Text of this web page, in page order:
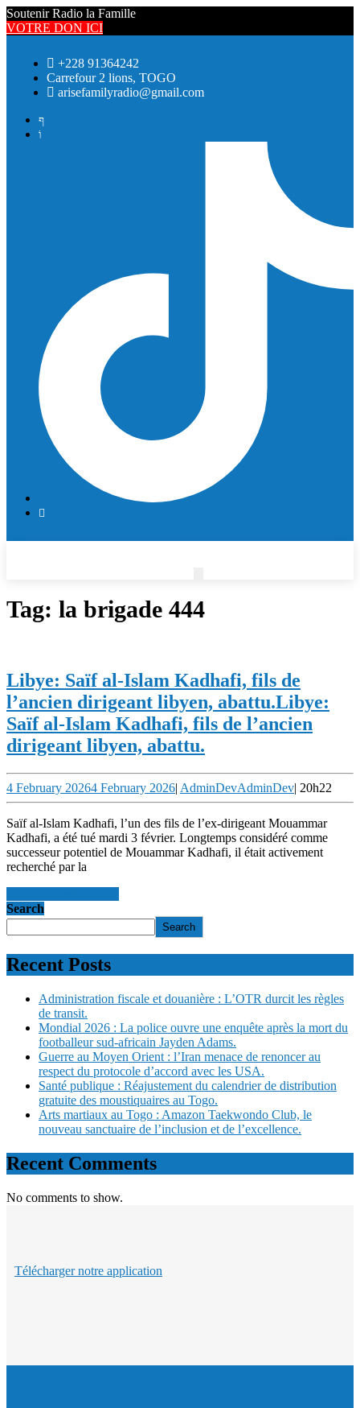
Soutenir Radio la Famille
VOTRE DON ICI
+228 91364242
Carrefour 2 lions, TOGO
arisefamilyradio@gmail.com
Tag: la brigade 444
Libye: Saïf al-Islam Kadhafi, fils de
l’ancien dirigeant libyen, abattu.Libye:
Saïf al-Islam Kadhafi, fils de l’ancien
dirigeant libyen, abattu.
4 February 20264 February 2026| AdminDevAdminDev| 20h22
Saïf al-Islam Kadhafi, l’un des fils de l’ex-dirigeant Mouammar
Kadhafi, a été tué mardi 3 février. Longtemps considéré comme
successeur potentiel de Mouammar Kadhafi, il était activement
recherché par la
Search
Search
Recent Posts
Administration fiscale et douanière : L’OTR durcit les règles
de transit.
Mondial 2026 : La police ouvre une enquête après la mort du
footballeur sud-africain Jayden Adams.
Guerre au Moyen Orient : l’Iran menace de renoncer au
respect du protocole d’accord avec les USA.
Santé publique : Réajustement du calendrier de distribution
gratuite des moustiquaires au Togo.
Arts martiaux au Togo : Amazon Taekwondo Club, le
nouveau sanctuaire de l’inclusion et de l’excellence.
Recent Comments
No comments to show.
Télécharger notre application